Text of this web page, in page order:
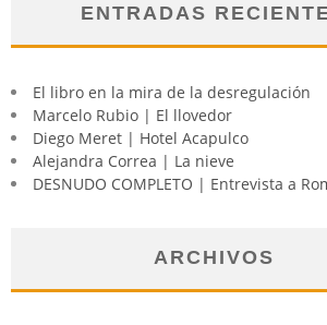
ENTRADAS
El libro en la mira de la desregulación
Marcelo Rubio | El llovedor
Diego Meret | Hotel Acapulco
Alejandra Correa | La nieve
DESNUDO COMPLETO | Entrevista a
ARCHIVOS